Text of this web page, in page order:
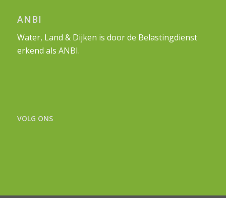
ANBI
Water, Land & Dijken is door de Belastingdienst
erkend als ANBI.
VOLG ONS